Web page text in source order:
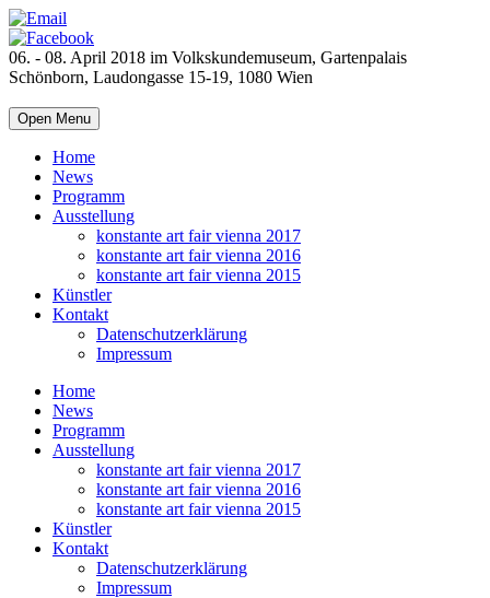
06. - 08. April 2018 im Volkskundemuseum, Gartenpalais
Schönborn, Laudongasse 15-19, 1080 Wien
Open Menu
Home
News
Programm
Ausstellung
konstante art fair vienna 2017
konstante art fair vienna 2016
konstante art fair vienna 2015
Künstler
Kontakt
Datenschutzerklärung
Impressum
Home
News
Programm
Ausstellung
konstante art fair vienna 2017
konstante art fair vienna 2016
konstante art fair vienna 2015
Künstler
Kontakt
Datenschutzerklärung
Impressum